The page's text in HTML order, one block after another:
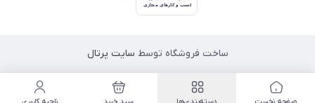
ساخت فروشگاه توسط سایت پرتال